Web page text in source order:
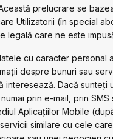
prelucrare se
Utilizatorii (în special
legală care ne este
cu caracter personal
despre bunuri sau
interesează. Dacă sunteți
prin e-mail, prin SMS
Aplicațiilor Mobile
similare cu cele